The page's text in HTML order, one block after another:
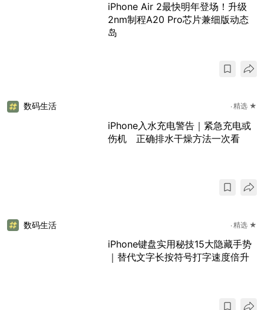
iPhone Air 2最快明年登场！升级
2nm制程A20 Pro芯片兼细版动态
岛
数码生活 精选 ★
iPhone入水充电警告｜紧急充电或
伤机 正确排水干燥方法一次看
数码生活 精选 ★
iPhone键盘实用秘技15大隐藏手势
｜替代文字长按符号打字速度倍升